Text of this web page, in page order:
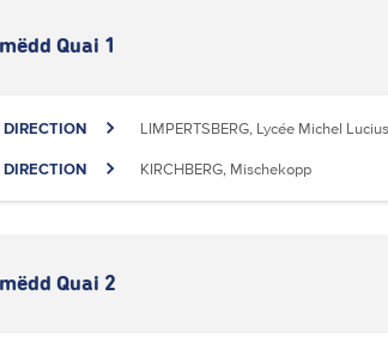
Quai 1
DIRECTION LIMPERTSBERG, Lycée Michel Lucius
DIRECTION KIRCHBERG, Mischekopp
Quai 2